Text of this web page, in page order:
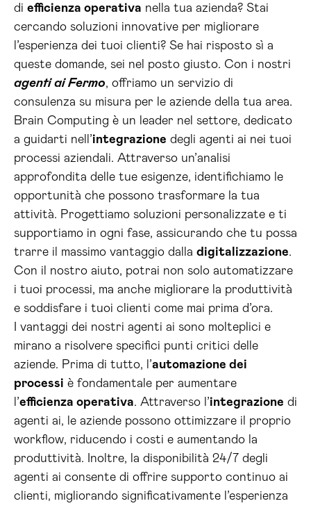
di efficienza operativa nella tua azienda? Stai
cercando soluzioni innovative per migliorare
l’esperienza dei tuoi clienti? Se hai risposto sì a
queste domande, sei nel posto giusto. Con i nostri
agenti ai Fermo, offriamo un servizio di
consulenza su misura per le aziende della tua area.
Brain Computing è un leader nel settore, dedicato
a guidarti nell’integrazione degli agenti ai nei tuoi
processi aziendali. Attraverso un’analisi
approfondita delle tue esigenze, identifichiamo le
opportunità che possono trasformare la tua
attività. Progettiamo soluzioni personalizzate e ti
supportiamo in ogni fase, assicurando che tu possa
trarre il massimo vantaggio dalla digitalizzazione.
Con il nostro aiuto, potrai non solo automatizzare
i tuoi processi, ma anche migliorare la produttività
e soddisfare i tuoi clienti come mai prima d’ora.
I vantaggi dei nostri agenti ai sono molteplici e
mirano a risolvere specifici punti critici delle
aziende. Prima di tutto, l’automazione dei
processi è fondamentale per aumentare
l’efficienza operativa. Attraverso l’integrazione di
agenti ai, le aziende possono ottimizzare il proprio
workflow, riducendo i costi e aumentando la
produttività. Inoltre, la disponibilità 24/7 degli
agenti ai consente di offrire supporto continuo ai
clienti, migliorando significativamente l’esperienza